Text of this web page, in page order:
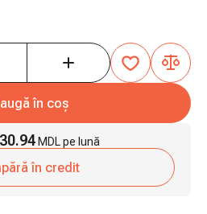
în coș
MDL pe lună
în credit